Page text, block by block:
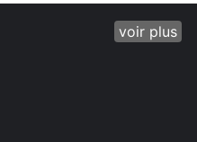
voir plus